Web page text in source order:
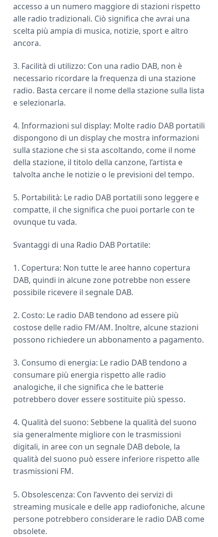
accesso a un numero maggiore di stazioni rispetto
alle radio tradizionali. Ciò significa che avrai una
scelta più ampia di musica, notizie, sport e altro
ancora.
3. Facilità di utilizzo: Con una radio DAB, non è
necessario ricordare la frequenza di una stazione
radio. Basta cercare il nome della stazione sulla lista
e selezionarla.
4. Informazioni sul display: Molte radio DAB portatili
dispongono di un display che mostra informazioni
sulla stazione che si sta ascoltando, come il nome
della stazione, il titolo della canzone, l’artista e
talvolta anche le notizie o le previsioni del tempo.
5. Portabilità: Le radio DAB portatili sono leggere e
compatte, il che significa che puoi portarle con te
ovunque tu vada.
Svantaggi di una Radio DAB Portatile:
1. Copertura: Non tutte le aree hanno copertura
DAB, quindi in alcune zone potrebbe non essere
possibile ricevere il segnale DAB.
2. Costo: Le radio DAB tendono ad essere più
costose delle radio FM/AM. Inoltre, alcune stazioni
possono richiedere un abbonamento a pagamento.
3. Consumo di energia: Le radio DAB tendono a
consumare più energia rispetto alle radio
analogiche, il che significa che le batterie
potrebbero dover essere sostituite più spesso.
4. Qualità del suono: Sebbene la qualità del suono
sia generalmente migliore con le trasmissioni
digitali, in aree con un segnale DAB debole, la
qualità del suono può essere inferiore rispetto alle
trasmissioni FM.
5. Obsolescenza: Con l’avvento dei servizi di
streaming musicale e delle app radiofoniche, alcune
persone potrebbero considerare le radio DAB come
obsolete.